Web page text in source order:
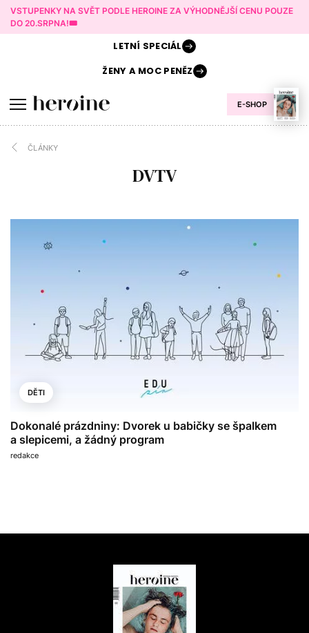
VSTUPENKY NA SVĚT PODLE HEROINE ZA VÝHODNĚJŠÍ CENU POUZE
DO 20.SRPNA!🎟️
E-SHOP
LETNÍ SPECIÁL
ŽENY AMOC PENĚZ
ČLÁNKY
DVTV
DĚTI
Dokonalé prázdniny: Dvorek u babičky se špalkem
a slepicemi, a žádný program
redakce